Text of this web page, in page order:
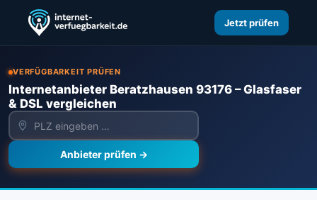
Jetzt prüfen
VERFÜGBARKEIT PRÜFEN
Internetanbieter Beratzhausen 93176 – Glasfaser
& DSL vergleichen
Anbieter prüfen →